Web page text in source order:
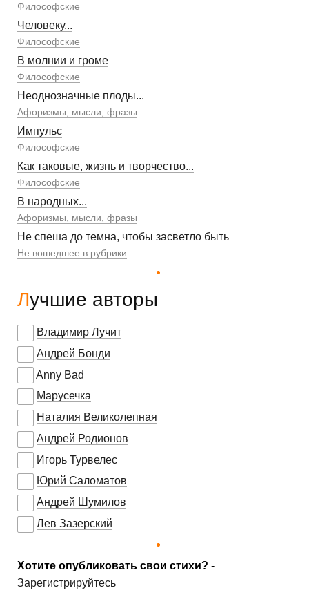
Философские
Человеку...
Философские
В молнии и громе
Философские
Неоднозначные плоды...
Афоризмы, мысли, фразы
Импульс
Философские
Как таковые, жизнь и творчество...
Философские
В народных...
Афоризмы, мысли, фразы
Не спеша до темна, чтобы засветло быть
Не вошедшее в рубрики
Лучшие авторы
Владимир Лучит
Андрей Бонди
Anny Bad
Марусечка
Наталия Великолепная
Андрей Родионов
Игорь Турвелес
Юрий Саломатов
Андрей Шумилов
Лев Зазерский
Хотите опубликовать свои стихи? -
Зарегистрируйтесь